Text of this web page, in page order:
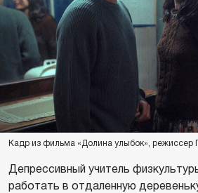
Кадр из фильма «Долина улыбок», режиссер
Депрессивный учитель
работать в отдаленную